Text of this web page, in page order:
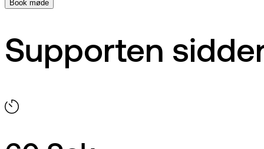
Book møde
Supporten